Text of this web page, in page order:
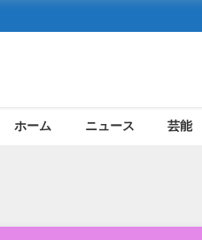
ホーム ニュース 芸能